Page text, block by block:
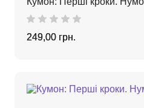
249,00 грн.